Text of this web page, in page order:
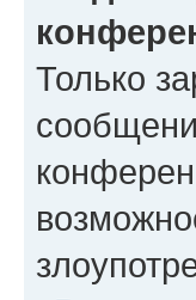
Только